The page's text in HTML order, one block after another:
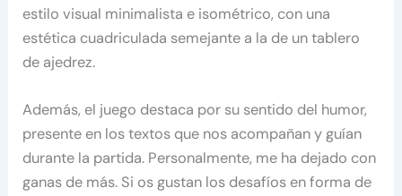
estilo visual minimalista e isométrico, con una
estética cuadriculada semejante a la de un tablero
de ajedrez.
Además, el juego destaca por su sentido del humor,
presente en los textos que nos acompañan y guían
durante la partida. Personalmente, me ha dejado con
ganas de más. Si os gustan los desafíos en forma de